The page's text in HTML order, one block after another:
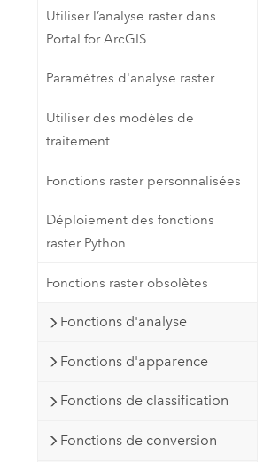
Utiliser l’analyse raster dans
Portal for ArcGIS
Paramètres d'analyse raster
Utiliser des modèles de
traitement
Fonctions raster personnalisées
Déploiement des fonctions
raster Python
Fonctions raster obsolètes
Fonctions d'analyse
Fonctions d'apparence
Fonctions de classification
Fonctions de conversion